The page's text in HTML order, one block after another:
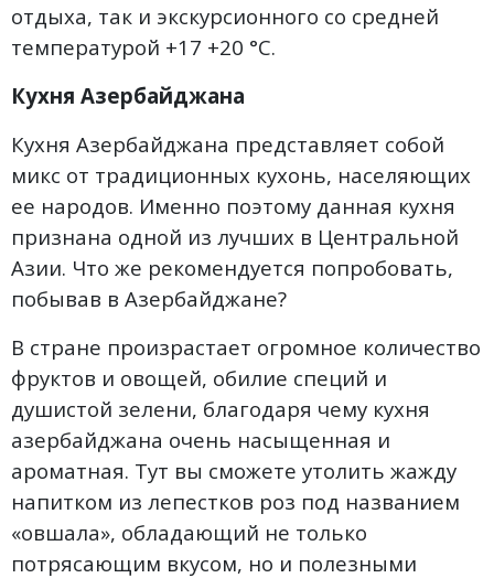
отдыха, так и экскурсионного со средней
температурой +17 +20 °C.
Кухня Азербайджана
Кухня Азербайджана представляет собой
микс от традиционных кухонь, населяющих
ее народов. Именно поэтому данная кухня
признана одной из лучших в Центральной
Азии. Что же рекомендуется попробовать,
побывав в Азербайджане?
В стране произрастает огромное количество
фруктов и овощей, обилие специй и
душистой зелени, благодаря чему кухня
азербайджана очень насыщенная и
ароматная. Тут вы сможете утолить жажду
напитком из лепестков роз под названием
«овшала», обладающий не только
потрясающим вкусом, но и полезными